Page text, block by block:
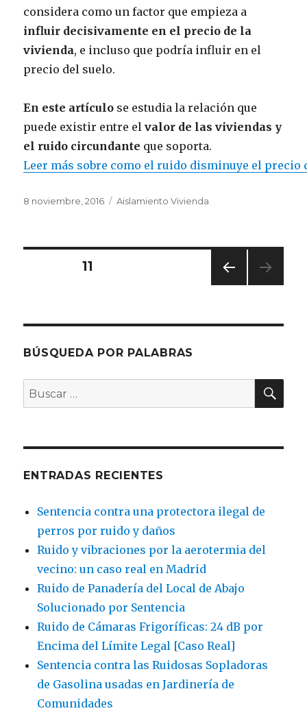
considera como un factor que empieza a
influir decisivamente en el precio de la
vivienda, e incluso que podría influir en el
precio del suelo.
En este artículo se estudia la relación que
puede existir entre elvalor de las viviendas y
el ruido circundante que soporta.
Leer más sobre como el ruido disminuye el precio
Publicado
8 noviembre, 2016 Categorías
Aislamiento Vivienda
Navegación
entradas
ERIO
PÁGINA11
BÚSQUEDA POR PALABRAS
Buscar
por:
ENTRADAS RECIENTES
Sentencia contra una protectora ilegal de
perros por ruido y daños
Ruido y vibraciones por la aerotermia del
vecino: un caso real en Madrid
Ruido de Panadería del Local de Abajo
Solucionado por Sentencia
Ruido de Cámaras Frigoríficas: 24 dB por
Encima del Límite Legal [Caso Real]
Sentencia contra las Ruidosas Sopladoras
de Gasolina usadas en Jardinería de
Comunidades